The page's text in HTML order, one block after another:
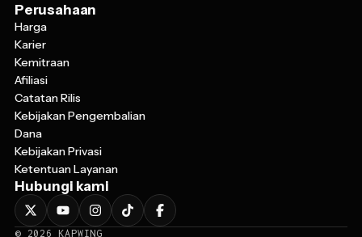
Perusahaan
Harga
Karier
Kemitraan
Afiliasi
Catatan Rilis
Kebijakan Pengembalian
Dana
Kebijakan Privasi
Ketentuan Layanan
Hubungi kami
© 2026 KAPWING